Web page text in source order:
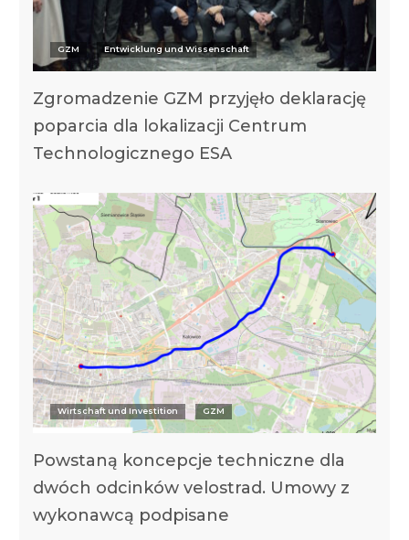
GZM Entwicklung und Wissenschaft
Zgromadzenie GZM przyjęło deklarację
poparcia dla lokalizacji Centrum
Technologicznego ESA
Wirtschaft und Investition GZM
Powstaną koncepcje techniczne dla
dwóch odcinków velostrad. Umowy z
wykonawcą podpisane